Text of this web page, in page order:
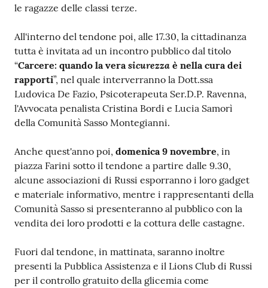
le ragazze delle classi terze.
All'interno del tendone poi, alle 17.30, la cittadinanza
tutta è invitata ad un incontro pubblico dal titolo
“Carcere: quando la verasicurezza è nella cura dei
rapporti”, nel quale interverranno la Dott.ssa
Ludovica De Fazio, Psicoterapeuta Ser.D.P. Ravenna,
l'Avvocata penalista Cristina Bordi e Lucia Samorì
della Comunità Sasso Montegianni.
Anche quest'anno poi, domenica 9 novembre, in
piazza Farini sotto il tendone a partire dalle 9.30,
alcune associazioni di Russi esporranno i loro gadget
e materiale informativo, mentre i rappresentanti della
Comunità Sasso si presenteranno al pubblico con la
vendita dei loro prodotti e la cottura delle castagne.
Fuori dal tendone, in mattinata, saranno inoltre
presenti la Pubblica Assistenza e il Lions Club di Russi
per il controllo gratuito della glicemia come